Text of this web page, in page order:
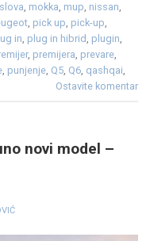
, mokka, mup, nissan,
, pick up, pick-up,
in, plug in hibrid, plugin,
, premijera, prevare,
, punjenje, Q5, Q6, qashqai,
Ostavite komentar
novi model –